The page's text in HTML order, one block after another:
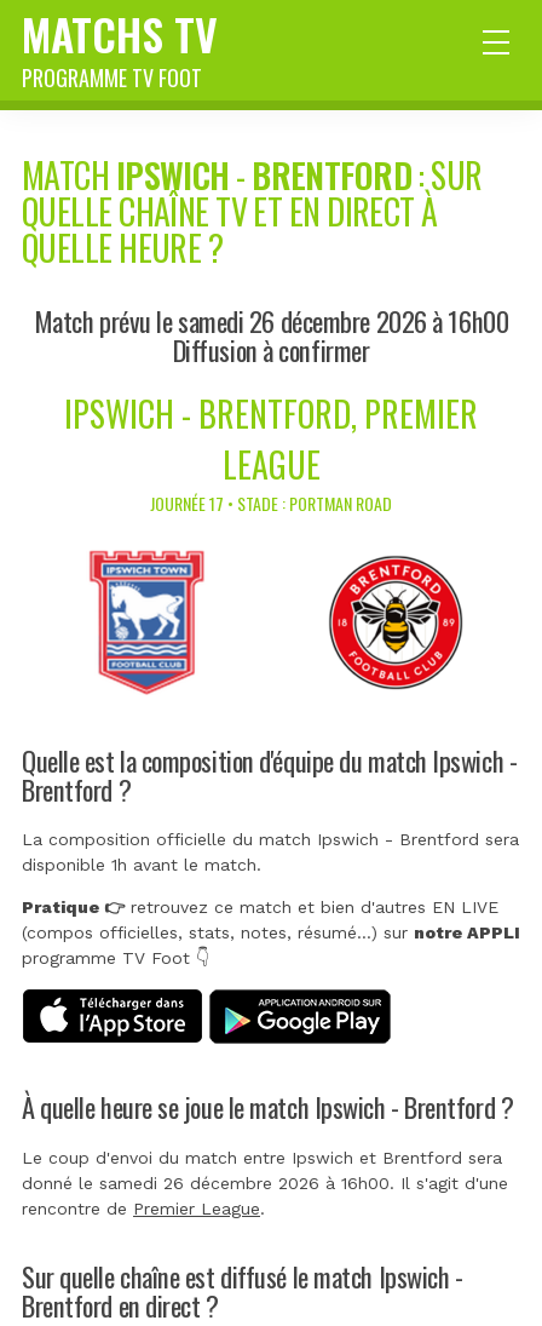
MATCHS TV
PROGRAMME TV FOOT
MATCH IPSWICH-BRENTFORD: SUR
QUELLE CHAÎNE TV ET EN DIRECT À
QUELLE HEURE ?
Match prévu le samedi 26 décembre 2026 à 16h00
Diffusion à confirmer
IPSWICH - BRENTFORD, PREMIER
LEAGUE
JOURNÉE 17 • STADE : PORTMAN ROAD
Quelle est la composition d'équipe du match Ipswich -
Brentford ?
La composition officielle du match Ipswich - Brentford sera
disponible 1h avant le match.
Pratique 👉retrouvez ce match et bien d'autres EN LIVE
(compos officielles, stats, notes, résumé...) sur notre APPLI
programme TV Foot 👇
À quelle heure se joue le match Ipswich - Brentford ?
Le coup d'envoi du match entre Ipswich et Brentford sera
donné le samedi 26 décembre 2026 à 16h00. Il s'agit d'une
rencontre de Premier League.
Sur quelle chaîne est diffusé le match Ipswich -
Brentford en direct ?